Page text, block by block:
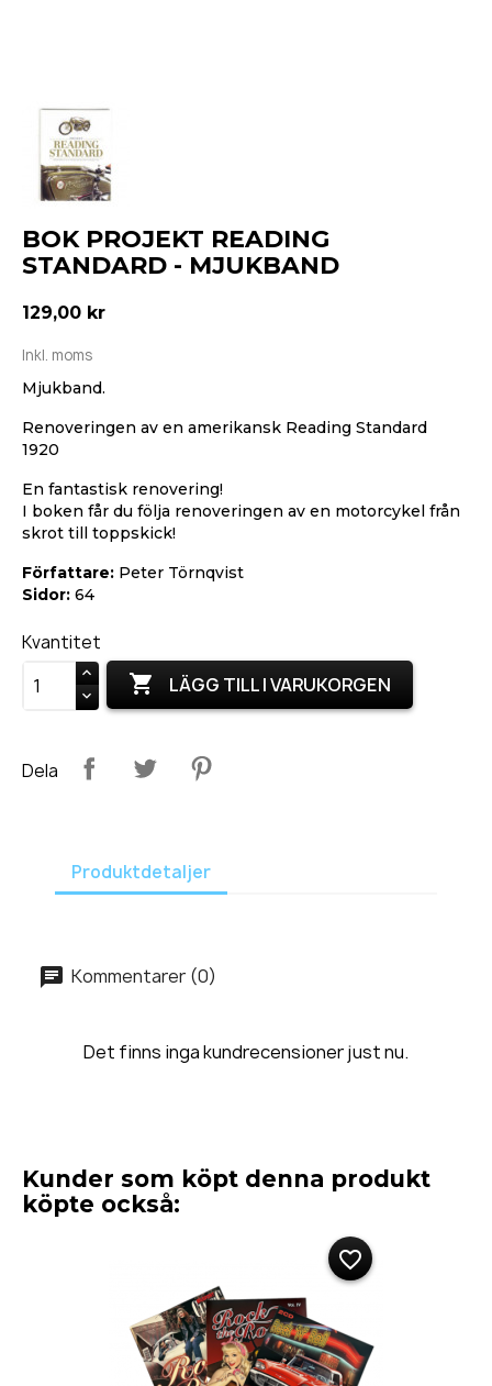
BOK PROJEKT READING
STANDARD - MJUKBAND
129,00 kr
Inkl. moms
Mjukband.
Renoveringen av en amerikansk Reading Standard
1920
En fantastisk renovering!
I boken får du följa renoveringen av en motorcykel från
skrot till toppskick!
Författare: Peter Törnqvist
Sidor: 64
Kvantitet
 LÄGG TILL I VARUKORGEN
Dela
Produktdetaljer
Kommentarer (0)
Det finns inga kundrecensioner just nu.
Kunder som köpt denna produkt
köpte också:
favorite_border